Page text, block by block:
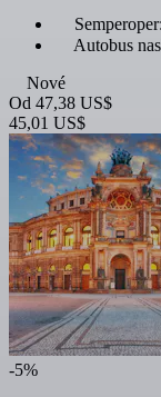
Autobus
Nové
Od 47,38 US$
45,01 US$
-5%